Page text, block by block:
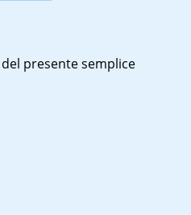
presente semplice